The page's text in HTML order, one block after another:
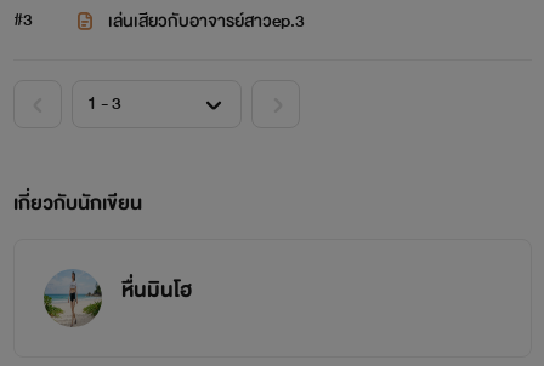
#3 เล่นเสียวกับอาจารย์สาวep.3
เกี่ยวกับนักเขียน
หื่นมินโฮ